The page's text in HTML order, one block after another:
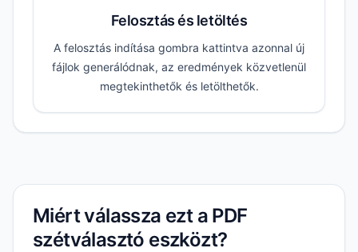
Felosztás és letöltés
A felosztás indítása gombra kattintva azonnal új
fájlok generálódnak, az eredmények közvetlenül
megtekinthetők és letölthetők.
Miért válassza ezt a PDF
szétválasztó eszközt?